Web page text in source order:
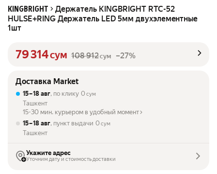
KINGBRIGHT
Держатель KINGBRIGHT RTC-52
HULSE+RING Держатель LED 5мм двухэлементные
1шт
79 314сум 108 912сум –27%
Доставка Market
15 – 18 авг, по клику 0 сум
Ташкент
15-30 мин. курьером в удобный момент
15 – 18 авг, пункт выдачи 0 сум
Ташкент
Укажите адрес
Уточним дату и стоимость доставки